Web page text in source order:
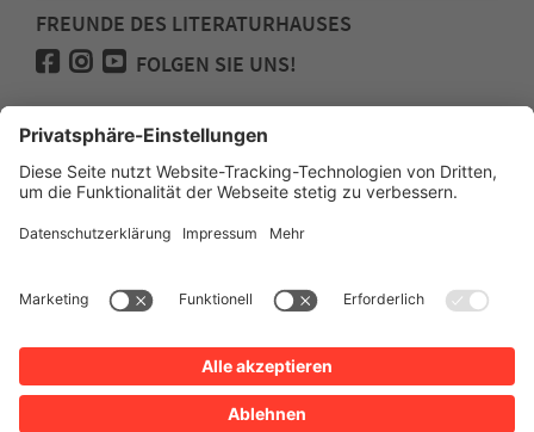
FREUNDE DES LITERATURHAUSES
FOLGEN SIE UNS!
Impressum
Anfahrt
Datenschutz
Barrierefreiheit
Literaturhauses